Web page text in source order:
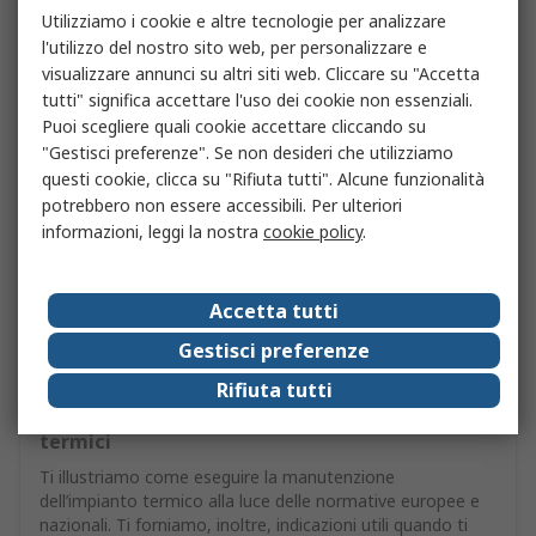
Guida alla manutenzione degli impianti
termici
Ti illustriamo come eseguire la manutenzione
dell’impianto termico alla luce delle normative europee e
nazionali. Ti forniamo, inoltre, indicazioni utili quando ti
Utilizziamo i cookie e altre tecnologie per analizzare
l'utilizzo del nostro sito web, per personalizzare e
visualizzare annunci su altri siti web. Cliccare su "Accetta
tutti" significa accettare l'uso dei cookie non essenziali.
Puoi scegliere quali cookie accettare cliccando su
"Gestisci preferenze". Se non desideri che utilizziamo
questi cookie, clicca su "Rifiuta tutti". Alcune funzionalità
potrebbero non essere accessibili. Per ulteriori
informazioni, leggi la nostra cookie policy.
Accetta tutti
Gestisci preferenze
Rifiuta tutti